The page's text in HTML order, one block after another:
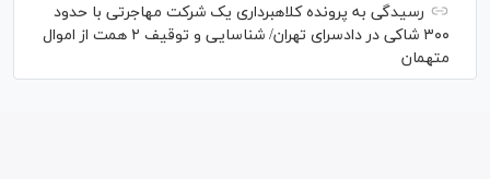
رسیدگی به پرونده کلاهبرداری یک شرکت مهاجرتی با حدود
۳۰۰ شاکی در دادسرای تهران/ شناسایی و توقیف ۲ همت از اموال
متهمان